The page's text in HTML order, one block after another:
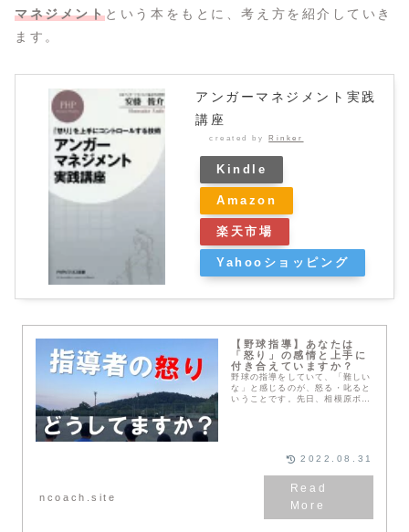
マネジメントという本をもとに、考え方を紹介していき
ます。
アンガーマネジメント実践
講座
created byRinker
Kindle
Amazon
楽天市場
Yahooショッピング
【野球指導】あなたは
「怒り」の感情と上手に
付き合えていますか？
野球の指導をしていて、「難しい
な」と感じるのが、怒る・叱ると
いうことです。先日、相模原ボー
ncoach.site
2022.08.31